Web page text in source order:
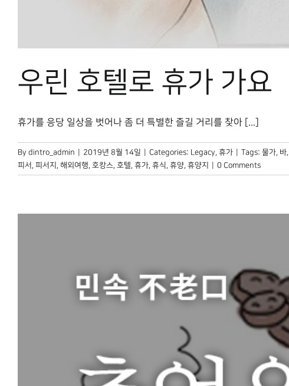
우린 호텔로 휴가 가요
휴가를 응당 일상을 벗어나 좀 더 특별한 즐길 거리를 찾아 [...]
By dintro_admin 2019년 8월 14일 Categories: Legacy, 휴가 Tags: 물가, 바,
피서 , 피서지 , 해외여행, 호캉스, 호텔, 휴가, 휴식, 휴양, 휴양지 0 Comments